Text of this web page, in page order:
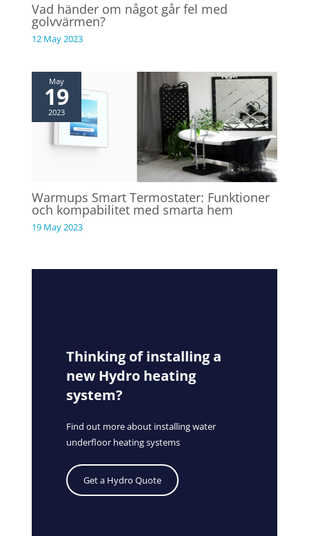
Vad händer om något går fel med
golvvärmen?
12 May 2023
May
19
2023
Warmups Smart Termostater: Funktioner
och kompabilitet med smarta hem
19 May 2023
Thinking of installing a
new Hydro heating
system?
Find out more about installing water
underfloor heating systems
Get a Hydro Quote